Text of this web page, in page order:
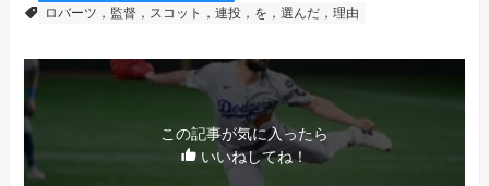
ロバーツ，監督，スコット，連投，を，選んだ，理由
この記事が気に入ったら
いいねしてね！